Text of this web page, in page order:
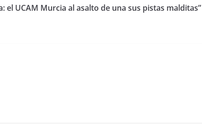
el UCAM Murcia al asalto de una sus pistas malditas”